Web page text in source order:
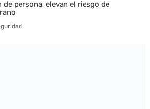
de personal elevan el riesgo de